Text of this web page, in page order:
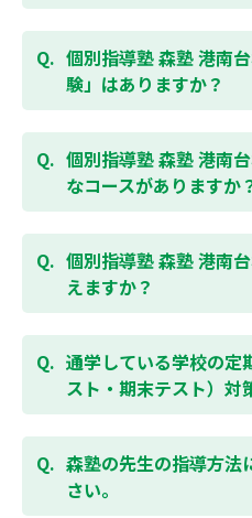
お子様の学年やご状況、
で、以下より、お気軽に
導塾 森塾の授業料はこち
ださい。自動返信メール
個別指導塾 森塾 港南
験」はありますか？
通常期には最大1ヶ月の
す。また、春休み、夏休
間～5日間の無料体験」
可能です。個別指導塾 森
個別指導塾 森塾 港南
なコースがありますか
個別指導塾 森塾 港南台
校生のコースがあり、そ
ップを目的としたコース
小学生用の英検®対策や
細は校舎にお問合わせく
お問合わせはこちら
個別指導塾 森塾 港南
えますか？
はい、1教科、週1日か
勉強できる習慣をつける
受講をおすすめしており
ください。
ご相談（お問合わせ）は
通学している学校の定
スト・期末テスト）対
お子様お一人おひとりの
せて授業をすすめますの
ます。森塾では、テスト
て、テスト対策授業の追
森塾の先生の指導方法
さい。